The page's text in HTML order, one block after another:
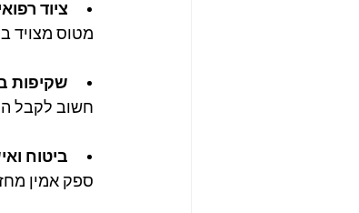
ציוד
שקיפות
ביטוח